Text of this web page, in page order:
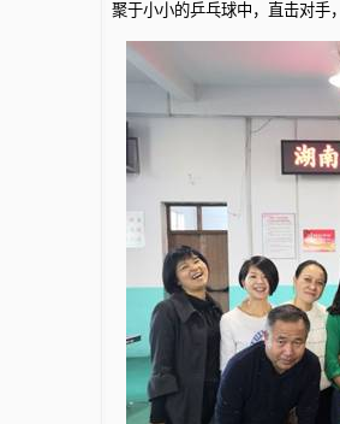
聚于小小的乒乓球中，直击对手